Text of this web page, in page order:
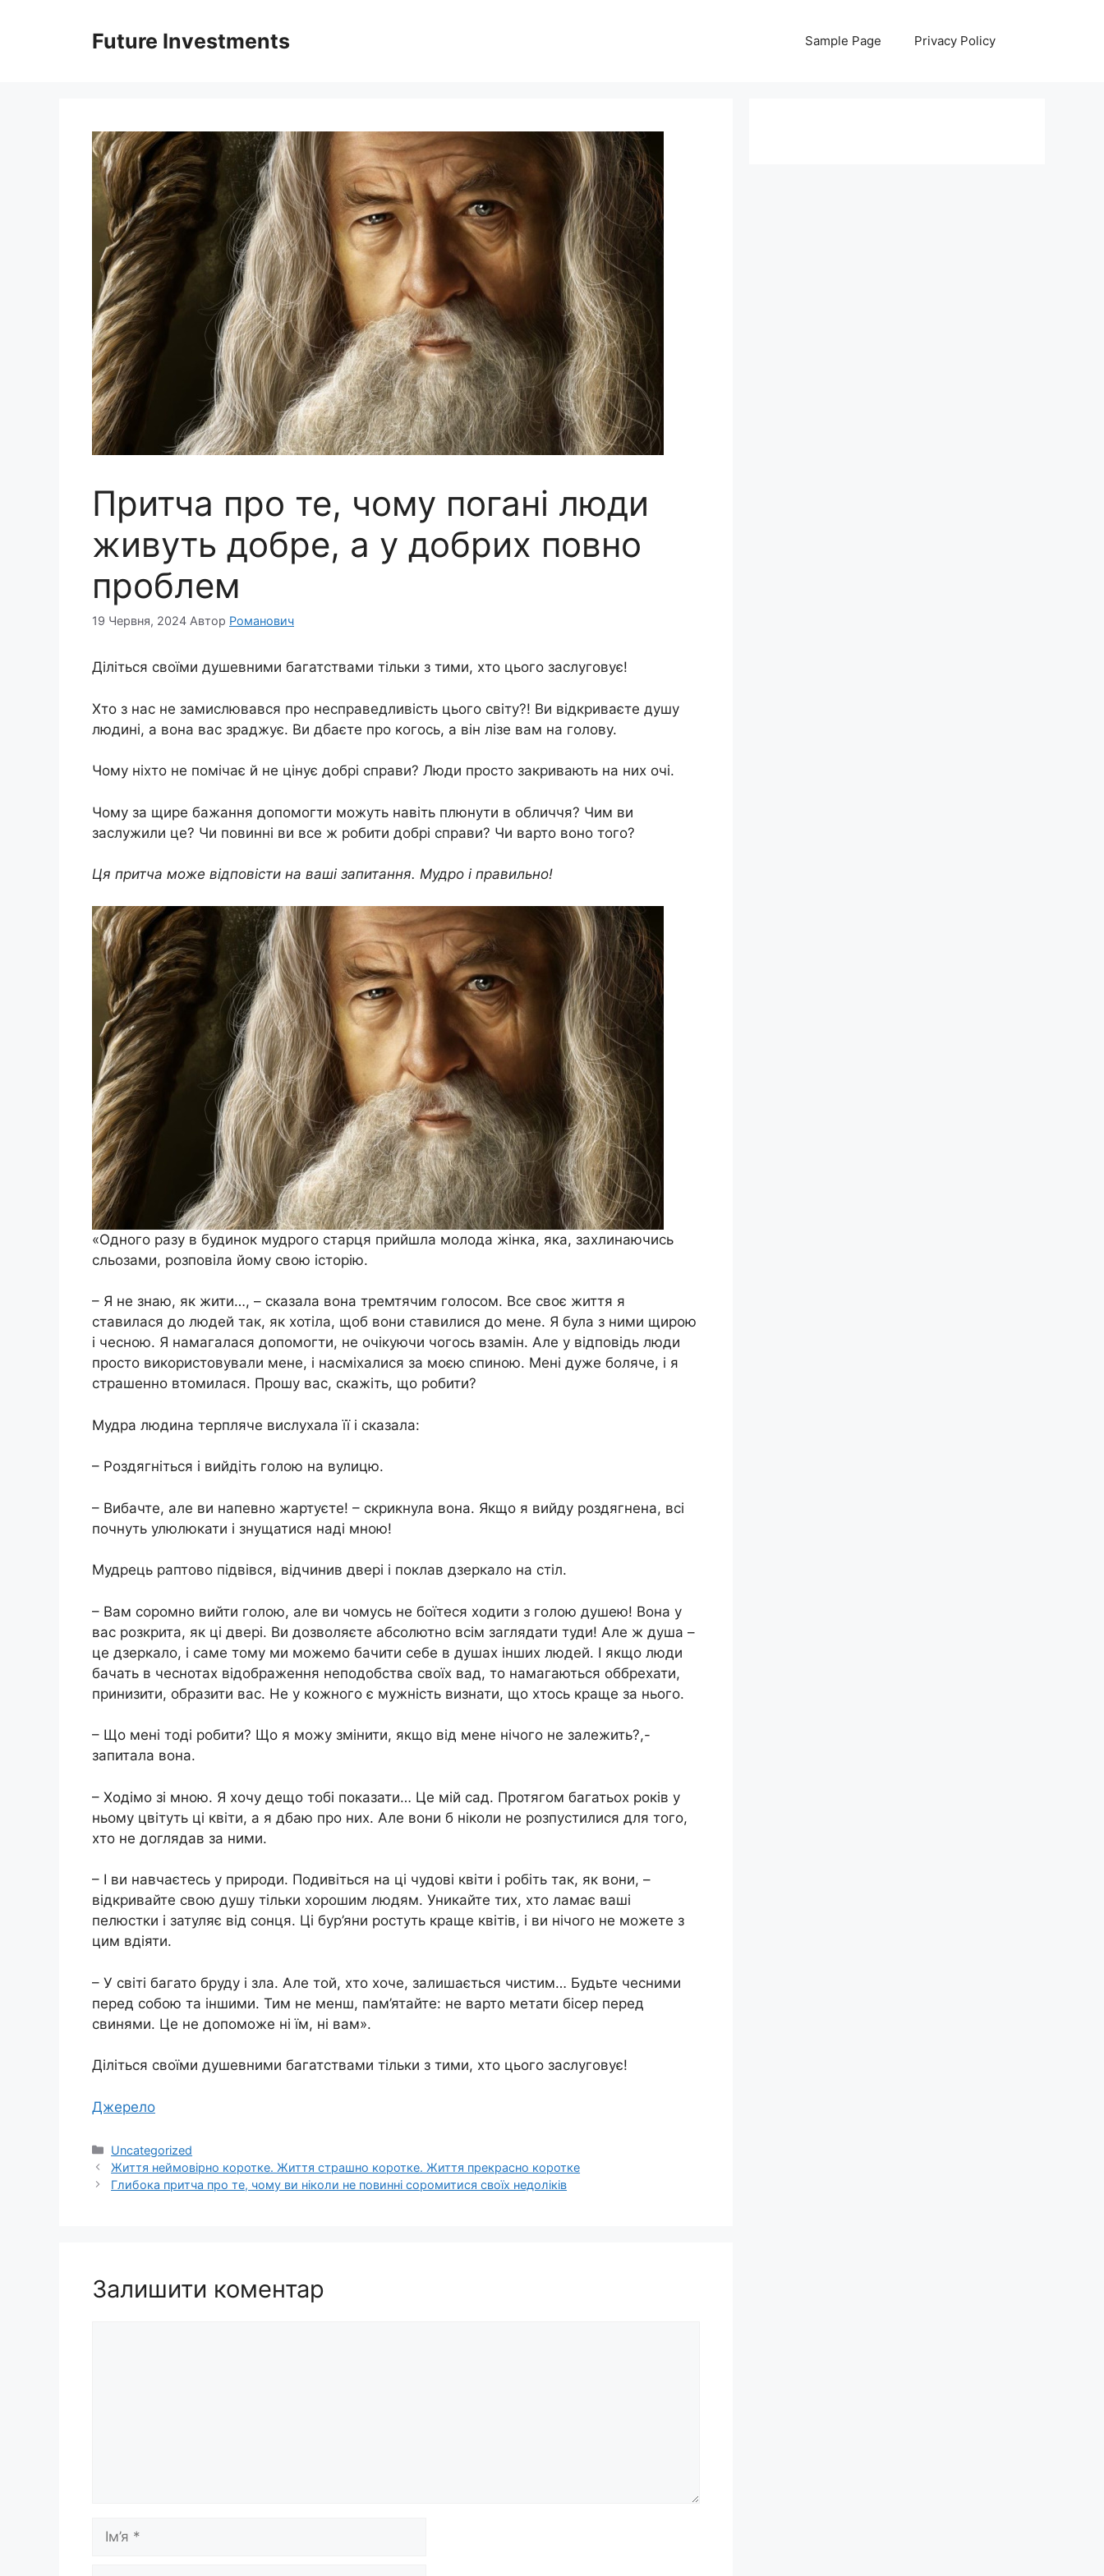
Future Investments Sample Page Privacy Policy
Притча про те, чому погані люди
живуть добре, а у добрих повно
проблем
19 Червня, 2024 Автор Романович
Діліться своїми душевними багатствами тільки з тими, хто цього заслуговує!
Хто з нас не замислювався про несправедливість цього світу?! Ви відкриваєте душу
людині, а вона вас зраджує. Ви дбаєте про когось, а він лізе вам на голову.
Чому ніхто не помічає й не цінує добрі справи? Люди просто закривають на них очі.
Чому за щире бажання допомогти можуть навіть плюнути в обличчя? Чим ви
заслужили це? Чи повинні ви все ж робити добрі справи? Чи варто воно того?
Ця притча може відповісти на ваші запитання. Мудро і правильно!
«Одного разу в будинок мудрого старця прийшла молода жінка, яка, захлинаючись
сльозами, розповіла йому свою історію.
– Я не знаю, як жити…, – сказала вона тремтячим голосом. Все своє життя я
ставилася до людей так, як хотіла, щоб вони ставилися до мене. Я була з ними щирою
і чесною. Я намагалася допомогти, не очікуючи чогось взамін. Але у відповідь люди
просто використовували мене, і насміхалися за моєю спиною. Мені дуже боляче, і я
страшенно втомилася. Прошу вас, скажіть, що робити?
Мудра людина терпляче вислухала її і сказала:
– Роздягніться і вийдіть голою на вулицю.
– Вибачте, але ви напевно жартуєте! – скрикнула вона. Якщо я вийду роздягнена, всі
почнуть улюлюкати і знущатися наді мною!
Мудрець раптово підвівся, відчинив двері і поклав дзеркало на стіл.
– Вам соромно вийти голою, але ви чомусь не боїтеся ходити з голою душею! Вона у
вас розкрита, як ці двері. Ви дозволяєте абсолютно всім заглядати туди! Але ж душа –
це дзеркало, і саме тому ми можемо бачити себе в душах інших людей. І якщо люди
бачать в чеснотах відображення неподобства своїх вад, то намагаються оббрехати,
принизити, образити вас. Не у кожного є мужність визнати, що хтось краще за нього.
– Що мені тоді робити? Що я можу змінити, якщо від мене нічого не залежить?,-
запитала вона.
– Ходімо зі мною. Я хочу дещо тобі показати… Це мій сад. Протягом багатьох років у
ньому цвітуть ці квіти, а я дбаю про них. Але вони б ніколи не розпустилися для того,
хто не доглядав за ними.
– І ви навчаєтесь у природи. Подивіться на ці чудові квіти і робіть так, як вони, –
відкривайте свою душу тільки хорошим людям. Уникайте тих, хто ламає ваші
пелюстки і затуляє від сонця. Ці бур’яни ростуть краще квітів, і ви нічого не можете з
цим вдіяти.
– У світі багато бруду і зла. Але той, хто хоче, залишається чистим… Будьте чесними
перед собою та іншими. Тим не менш, пам’ятайте: не варто метати бісер перед
свинями. Це не допоможе ні їм, ні вам».
Діліться своїми душевними багатствами тільки з тими, хто цього заслуговує!
Джерело
Категорії
Uncategorized
Життя неймовірно коротке. Життя страшно коротке. Життя прекрасно коротке
Глибока притча про те, чому ви ніколи не повинні соромитися своїх недоліків
Залишити коментар